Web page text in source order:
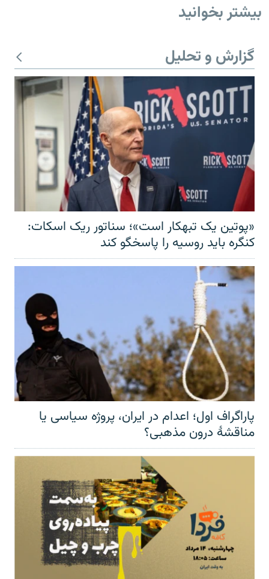
بیشتر بخوانید
گزارش و تحلیل
«پوتین یک تبهکار است»؛ سناتور ریک اسکات:
کنگره باید روسیه را پاسخگو کند
پاراگراف اول؛ اعدام در ایران، پروژه سیاسی یا
مناقشهٔ درون مذهبی؟